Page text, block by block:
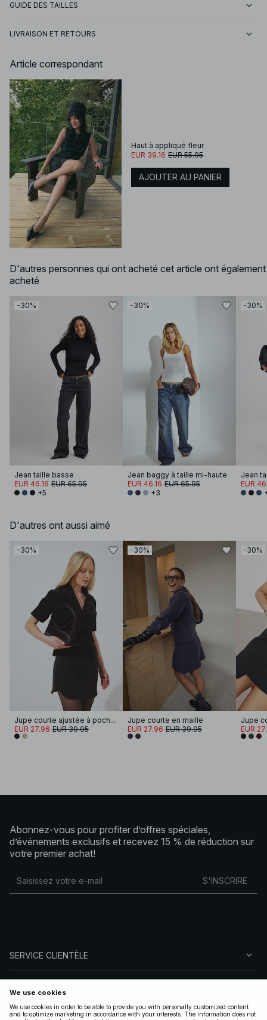
GUIDE DES TAILLES
LIVRAISON ET RETOURS
Article correspondant
Haut à appliqué fleur
EUR 39.16 EUR 55.95
AJOUTER AU PANIER
D'autres personnes qui ont acheté cet article ont également
acheté
-30%
Jean taille basse
EUR 46.16 EUR 65.95
+5
-30%
Jean baggy à taille mi-haute
EUR 46.16 EUR 65.95
+3
-30%
Jean
EUR
D'autres ont aussi aimé
-30%
Jupe courte ajustée à poches
EUR 27.96 EUR 39.95
-30%
Jupe courte en maille
EUR 27.96 EUR 39.95
-30%
Jupe
EUR
Abonnez-vous pour profiter d’offres spéciales,
d’événements exclusifs et recevez 15 % de réduction sur
votre premier achat!
S'INSCRIRE
SERVICE CLIENTÈLE
SUIVEZ-NOUS